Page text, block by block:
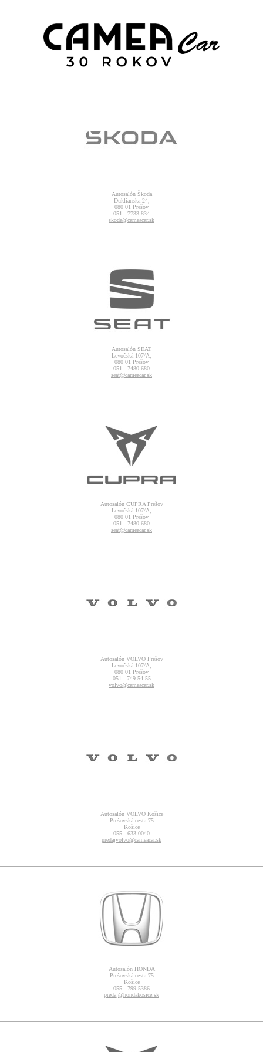
Autosalón Škoda
Duklianska 24,
080 01 Prešov
051 - 7733 834
skoda@cameacar.sk
Autosalón SEAT
Levočská 107/A,
080 01 Prešov
051 - 7480 680
seat@cameacar.sk
Autosalón CUPRA Prešov
Levočská 107/A,
080 01 Prešov
051 - 7480 680
seat@cameacar.sk
Autosalón VOLVO Prešov
Levočská 107/A,
080 01 Prešov
051 - 749 54 55
volvo@cameacar.sk
Autosalón VOLVO Košice
Prešovská cesta 75
Košice
055 - 633 0040
predajvolvo@cameacar.sk
Autosalón HONDA
Prešovská cesta 75
Košice
055 - 799 5386
predaj@hondakosice.sk